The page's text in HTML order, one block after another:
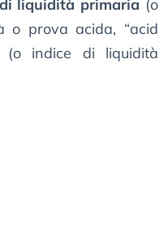
liquidità primaria (o
o prova acida, “acid
(o indice di liquidità